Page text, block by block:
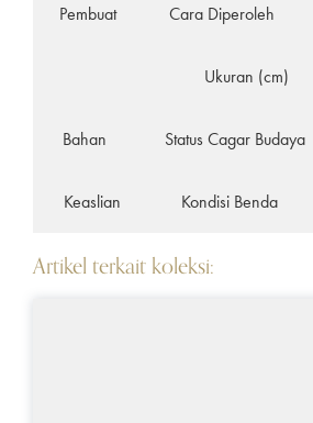
Pembuat Cara Diperoleh
Ukuran (cm)
Bahan Status Cagar Budaya
Keaslian Kondisi Benda
Artikel terkait koleksi: